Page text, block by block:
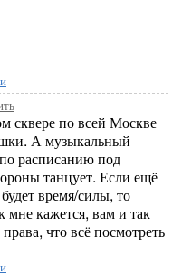
сквере по всей Москве
А музыкальный
расписанию под
танцует. Если ещё
время/силы, то
мне кажется, вам и так
что всё посмотреть